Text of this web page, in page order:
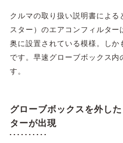
クルマの取り扱い説明書によ
スター）のエアコンフィルタ
奥に設置されている模様。しか
です。早速グローブボックス内
す。
グローブボックスを外し
ターが出現